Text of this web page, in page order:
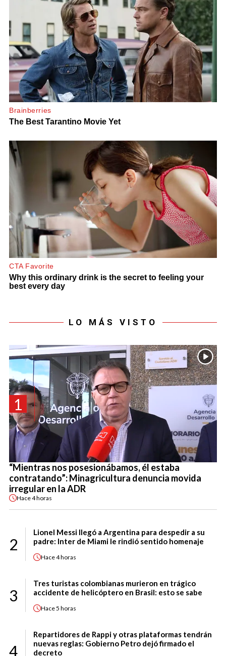
LO MÁS VISTO
1
“Mientras nos posesionábamos, él estaba
contratando”: Minagricultura denuncia movida
irregular en la ADR
Hace4 horas
2
Lionel Messi llegó a Argentina para despedir a su
padre: Inter de Miami le rindió sentido homenaje
Hace4 horas
3
Tres turistas colombianas murieron en trágico
accidente de helicóptero en Brasil: esto se sabe
Hace5 horas
4
Repartidores de Rappi y otras plataformas tendrán
nuevas reglas: Gobierno Petro dejó firmado el
decreto